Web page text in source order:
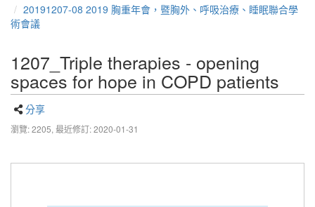
20191207-08 2019 胸重年會，暨胸外、呼吸治療、睡眠聯合學
術會議
1207_Triple therapies - opening
spaces for hope in COPD patients
分享
瀏覽: 2205, 最近修訂: 2020-01-31